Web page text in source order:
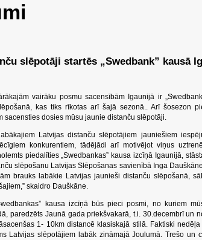
slēpotāji startēs „Swedbank” kausā
vairāku posmu sacensībām Igaunijā ir
kas tiks rīkotas arī šajā sezonā.. Arī šosezon
sacensties dosies mūsu jaunie distanču slēpotāji.
Latvijas distanču slēpotājiem jauniešiem
konkurentiem, tādējādi arī motivējot viņus
piedalīties „Swedbankas” kausa izcīņā Igaunijā,
slēpošanu Latvijas Slēpošanas savienībā Inga
brauks labākie Latvijas jaunieši distanču slēpošanā,
skaidro Dauškāne.
kausa izcīņā būs pieci posmi, no kuriem
paredzēts Jaunā gada priekšvakarā, t.i. 30.decembrī un
1- 10km distancē klasiskajā stilā. Faktiski
Latvijas slēpotājiem labāk zināmajā Joulumā. Trešo un